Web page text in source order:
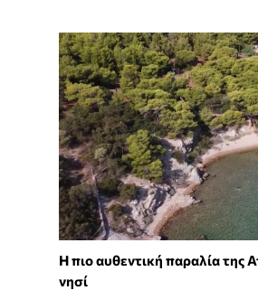
Η πιο αυθεντική παραλία της
νησί